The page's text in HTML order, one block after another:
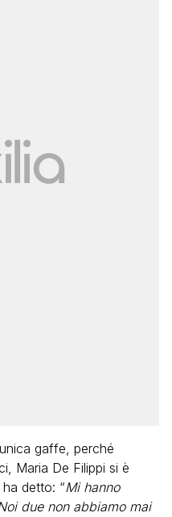
gaffe, perché
Maria De Filippi si è
detto: “Mi hanno
due non abbiamo mai